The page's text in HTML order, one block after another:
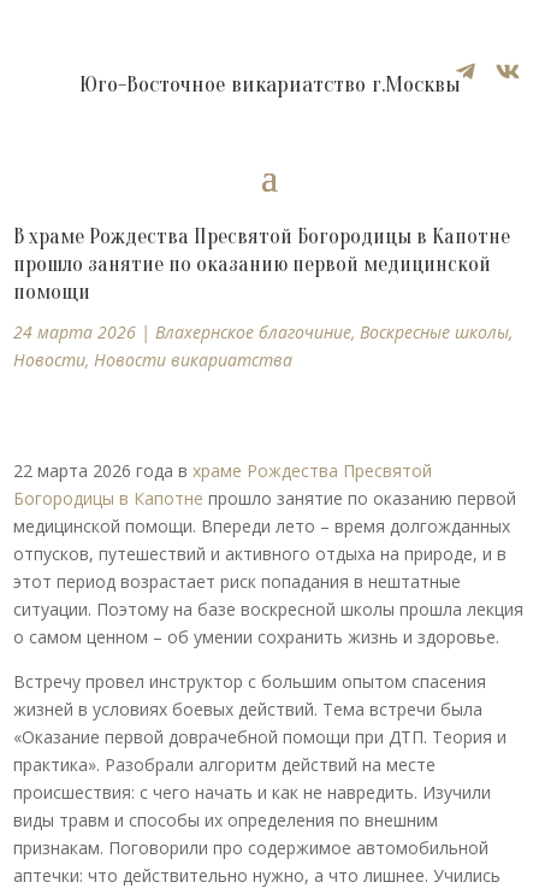
 
Юго-Восточное викариатство г.Москвы
В храме Рождества Пресвятой Богородицы в Капотне
прошло занятие по оказанию первой медицинской
помощи
24 марта 2026 |Влахернское благочиние,Воскресные школы,
Новости,Новости викариатства
22 марта 2026 года вхраме Рождества Пресвятой
Богородицы в Капотне прошло занятие по оказанию первой
медицинской помощи. Впереди лето – время долгожданных
отпусков, путешествий и активного отдыха на природе, и в
этот период возрастает риск попадания в нештатные
ситуации. Поэтому на базе воскресной школы прошла лекция
о самом ценном – об умении сохранить жизнь и здоровье.
Встречу провел инструктор с большим опытом спасения
жизней в условиях боевых действий. Тема встречи была
«Оказание первой доврачебной помощи при ДТП. Теория и
практика». Разобрали алгоритм действий на месте
происшествия: с чего начать и как не навредить. Изучили
виды травм и способы их определения по внешним
признакам. Поговорили про содержимое автомобильной
аптечки: что действительно нужно, а что лишнее. Учились